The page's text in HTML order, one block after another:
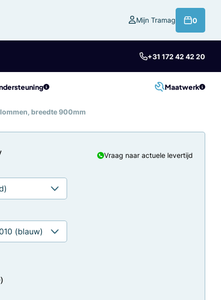
Mijn Tramag 0
+31 172 42 42 20
Maatwerk
breedte 900mm
Vraag naar actuele levertijd